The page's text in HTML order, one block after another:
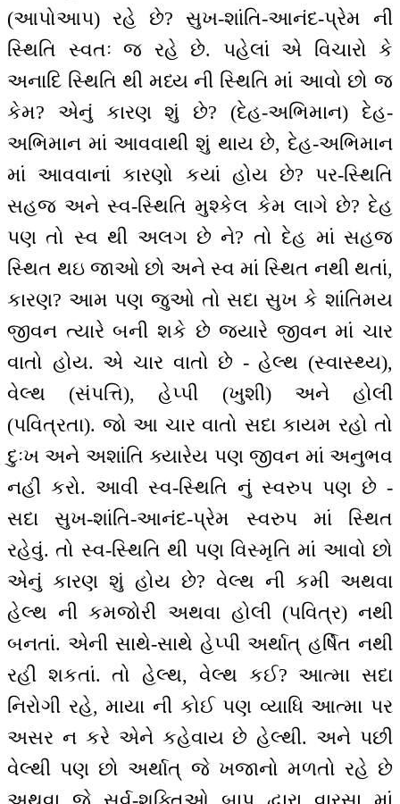
(આપોઆપ) રહે છે? સુખ-શાંતિ-આનંદ-પ્રેમ ની
સ્થિતિ સ્વતઃ જ રહે છે. પહેલાં એ વિચારો કે
અનાદિ સ્થિતિ થી મધ્ય ની સ્થિતિ માં આવો છો જ
કેમ? એનું કારણ શું છે? (દેહ-અભિમાન) દેહ-
અભિમાન માં આવવાથી શું થાય છે, દેહ-અભિમાન
માં આવવાનાં કારણો કયાં હોય છે? પર-સ્થિતિ
સહજ અને સ્વ-સ્થિતિ મુશ્કેલ કેમ લાગે છે? દેહ
પણ તો સ્વ થી અલગ છે ને? તો દેહ માં સહજ
સ્થિત થઇ જાઓ છો અને સ્વ માં સ્થિત નથી થતાં,
કારણ? આમ પણ જુઓ તો સદા સુખ કે શાંતિમય
જીવન ત્યારે બની શકે છે જ્યારે જીવન માં ચાર
વાતો હોય. એ ચાર વાતો છે - હેલ્થ (સ્વાસ્થ્ય),
વેલ્થ (સંપત્તિ), હેપ્પી (ખુશી) અને હોલી
(પવિત્રતા). જો આ ચાર વાતો સદા કાયમ રહો તો
દુઃખ અને અશાંતિ ક્યારેય પણ જીવન માં અનુભવ
નહીં કરો. આવી સ્વ-સ્થિતિ નું સ્વરુપ પણ છે -
સદા સુખ-શાંતિ-આનંદ-પ્રેમ સ્વરુપ માં સ્થિત
રહેવું. તો સ્વ-સ્થિતિ થી પણ વિસ્મૃતિ માં આવો છો
એનું કારણ શું હોય છે? વેલ્થ ની કમી અથવા
હેલ્થ ની કમજોરી અથવા હોલી (પવિત્ર) નથી
બનતાં. એની સાથે-સાથે હેપ્પી અર્થાત્ હર્ષિત નથી
રહી શકતાં. તો હેલ્થ, વેલ્થ કઈ? આત્મા સદા
નિરોગી રહે, માયા ની કોઈ પણ વ્યાધિ આત્મા પર
અસર ન કરે એને કહેવાય છે હેલ્થી. અને પછી
વેલ્થી પણ છો અર્થાત્ જે ખજાનો મળતો રહે છે